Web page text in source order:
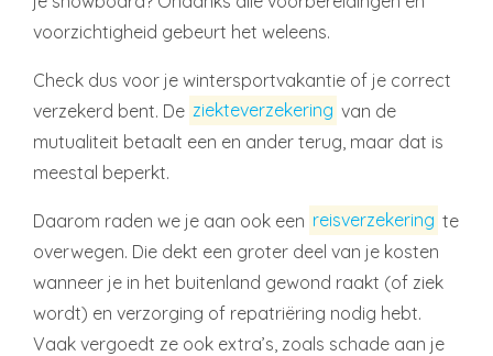
voorzichtigheid gebeurt het weleens.
Check dus voor je wintersportvakantie of je correct
verzekerd bent. De ziekteverzekering van de
mutualiteit betaalt een en ander terug, maar dat is
meestal beperkt.
Daarom raden we je aan ook een reisverzekering te
overwegen. Die dekt een groter deel van je kosten
wanneer je in het buitenland gewond raakt (of ziek
wordt) en verzorging of repatriëring nodig hebt.
Vaak vergoedt ze ook extra’s, zoals schade aan je